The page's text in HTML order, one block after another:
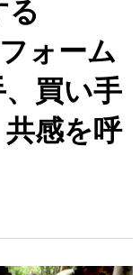
る
ォーム
買い手
感を呼